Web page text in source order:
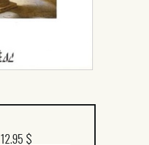
12.95 $